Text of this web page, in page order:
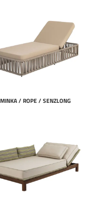
MINKA / ROPE / SENZLONG